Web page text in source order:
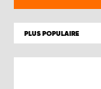
PLUS POPULAIRE